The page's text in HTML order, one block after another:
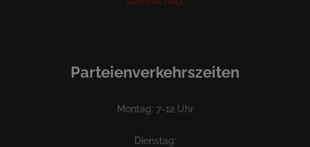
Parteienverkehrszeiten
Montag: 7-12 Uhr
Dienstag: